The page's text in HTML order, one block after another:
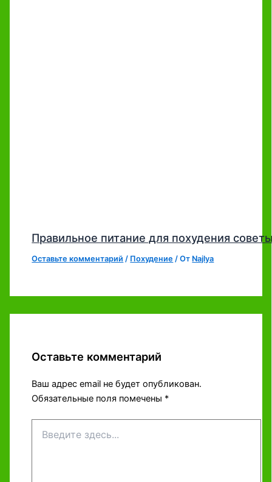
Правильное питание для похудения
Оставьте комментарий / Похудение / От Najlya
Оставьте комментарий
Ваш адрес email не будет опубликован.
Обязательные поля помечены *
здесь...